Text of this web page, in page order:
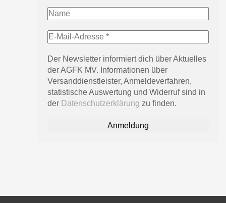
Der Newsletter informiert dich über Aktuelles
der AGFK MV. Informationen über
Versanddienstleister, Anmeldeverfahren,
statistische Auswertung und Widerruf sind in
der Datenschutzerklärung zu finden.